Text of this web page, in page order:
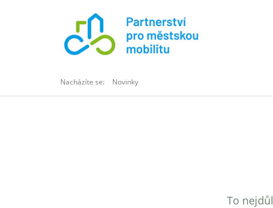
Nacházíte se: Novinky
To